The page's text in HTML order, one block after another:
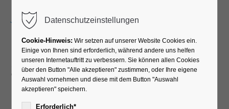
SPORT IM PARK: Kinder in
Bewegung
Datenschutzeinstellungen
Cookie-Hinweis: Wir setzen auf unserer Website Cookies ein.
Einige von Ihnen sind erforderlich, während andere uns helfen
unseren Internetauftritt zu verbessern. Sie können allen Cookies
über den Button "Alle akzeptieren" zustimmen, oder Ihre eigene
Auswahl vornehmen und diese mit dem Button "Auswahl
akzeptieren" speichern.
Erforderlich*